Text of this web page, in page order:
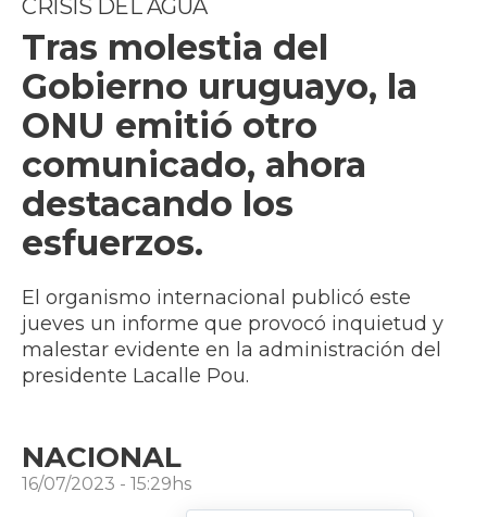
CRISIS DEL AGUA
Tras molestia del
Gobierno uruguayo, la
ONU emitió otro
comunicado, ahora
destacando los
esfuerzos.
El organismo internacional publicó este
jueves un informe que provocó inquietud y
malestar evidente en la administración del
presidente Lacalle Pou.
NACIONAL
16/07/2023 - 15:29hs